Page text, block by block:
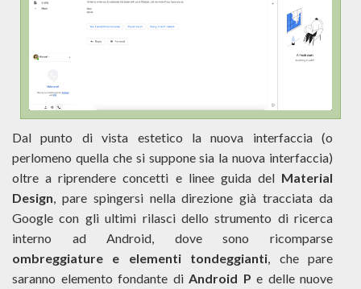
Dal punto di vista estetico la nuova interfaccia (o
perlomeno quella che si suppone sia la nuova interfaccia)
oltre a riprendere concetti e linee guida del Material
Design , pare spingersi nella direzione già tracciata da
Google con gli ultimi rilasci dello strumento di ricerca
interno ad Android, dove sono ricomparse
ombreggiature e elementi tondeggianti , che pare
saranno elemento fondante di Android P e delle nuove